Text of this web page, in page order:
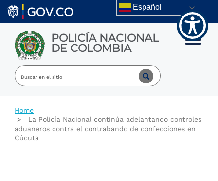
Welcome
All
Accessibility
screen
reader.
Accessibility
screen
Skip to main content Español
POLICÍA NACIONAL
DE COLOMBIA Toggle
Home
La Policía Nacional continúa adelantando controles
aduaneros contra el contrabando de confecciones en
Cúcuta